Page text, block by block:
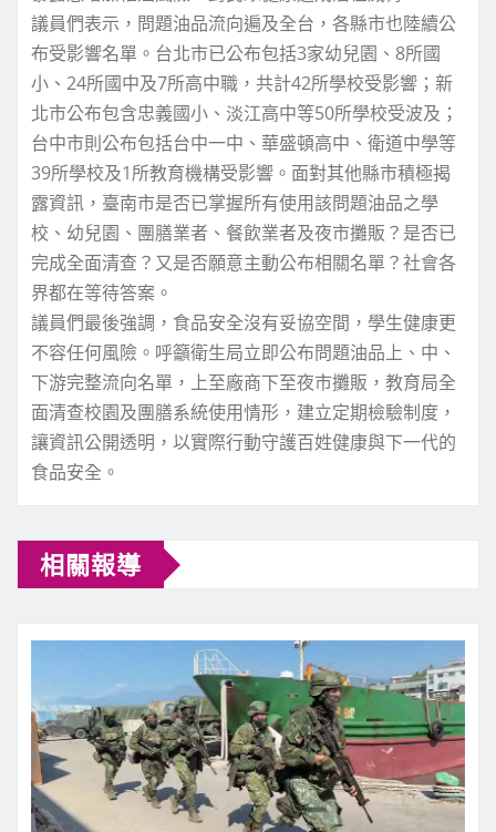
議員們表示，問題油品流向遍及全台，各縣市也陸續公
布受影響名單。台北市已公布包括3家幼兒園、8所國
小、24所國中及7所高中職，共計42所學校受影響；新
北市公布包含忠義國小、淡江高中等50所學校受波及；
台中市則公布包括台中一中、華盛頓高中、衛道中學等
39所學校及1所教育機構受影響。面對其他縣市積極揭
露資訊，臺南市是否已掌握所有使用該問題油品之學
校、幼兒園、團膳業者、餐飲業者及夜市攤販？是否已
完成全面清查？又是否願意主動公布相關名單？社會各
界都在等待答案。
議員們最後強調，食品安全沒有妥協空間，學生健康更
不容任何風險。呼籲衛生局立即公布問題油品上、中、
下游完整流向名單，上至廠商下至夜市攤販，教育局全
面清查校園及團膳系統使用情形，建立定期檢驗制度，
讓資訊公開透明，以實際行動守護百姓健康與下一代的
食品安全。
相關報導